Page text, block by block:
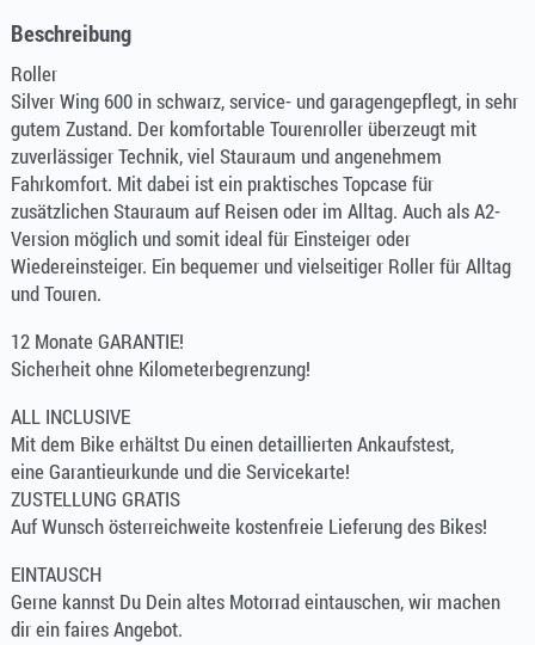
Beschreibung
Roller
Silver Wing 600 in schwarz, service- und garagengepflegt, in sehr
gutem Zustand. Der komfortable Tourenroller überzeugt mit
zuverlässiger Technik, viel Stauraum und angenehmem
Fahrkomfort. Mit dabei ist ein praktisches Topcase für
zusätzlichen Stauraum auf Reisen oder im Alltag. Auch als A2-
Version möglich und somit ideal für Einsteiger oder
Wiedereinsteiger. Ein bequemer und vielseitiger Roller für Alltag
und Touren.
12 Monate GARANTIE!
Sicherheit ohne Kilometerbegrenzung!
ALL INCLUSIVE
Mit dem Bike erhältst Du einen detaillierten Ankaufstest,
eine Garantieurkunde und die Servicekarte!
ZUSTELLUNG GRATIS
Auf Wunsch österreichweite kostenfreie Lieferung des Bikes!
EINTAUSCH
Gerne kannst Du Dein altes Motorrad eintauschen, wir machen
dir ein faires Angebot.